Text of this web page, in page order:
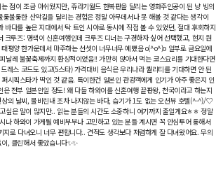
점이 조금 아쉬웠지만, 쥬라기월드 한복판을 달리는 영화주인공이 된 냥 빙의
불퉁한 산악길을 달리는 경험은 정말 아무데서나 못 해볼 것 같다는 생각이
바다를 높은 지대에서 탁 트인 시야로 동시에 직접 볼 수 있었던, 절대 후회하지
크루즈: 명색이 신혼여행인데 크루즈 디너는 구경하자 싶어 선택했고, 현지 원
평양 한가운데서 마주하는 선셋이 너무너무 예뻤음 o(^o^)o 일부로 금요일에
날레 불꽃축제까지 환상적이었음!! 가만히 앉아서 먹는 코스요리를 기대한다면
레스 코드도 있고(5스타) 가격대비 음식은 우리나라 퀄리티를 기대하면 안 된
시픽스타가 딱인 것 같음. 특이한건 일본인 관광객에게 인기가 아주 좋은지 인
전부 일본인일 정도! 왜 다들 하와이를 신혼여행 끝판왕, 천국이라고 하는지
상의 날씨, 물비린내 조차 나지않는 바다, 습기가 1도 없는 오션뷰 호텔(^-^)/♡
싶은 말이 많지만.. 읽는 분들의 시간도 소중하니 여기까지 줄일게요ㅎㅎ 정말
나 하와이 가게될 예비부부나 고민하고 있는 분들 계시면 꼭 안심투어 통해서
지로 다녀오니 너무 편합니다.. 견적도 생각보다 저렴하게 잘 다녀왔어요. 무의
, 클린해서 좋았습니다✨️✨️